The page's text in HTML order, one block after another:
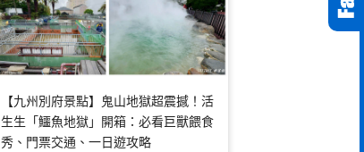
【九州別府景點】鬼山地獄超震撼！活
生生「鱷魚地獄」開箱：必看巨獸餵食
秀、門票交通、一日遊攻略